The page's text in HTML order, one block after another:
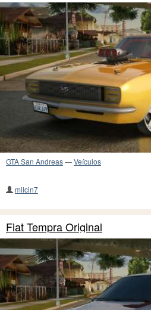
GTA San Andreas—Veículos
milcin7
Fiat Tempra Original